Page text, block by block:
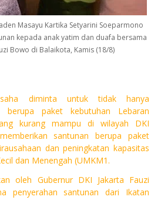
Masayu Kartika Setyarini Soeparmono
kepada anak yatim dan duafa bersama
Bowo di Balaikota, Kamis (18/8)
diminta untuk tidak hanya
berupa paket kebutuhan Lebaran
kurang mampu di wilayah DKI
santunan berupa paket
dan peningkatan kapasitas
dan Menengah (UMKM1.
oleh Gubernur DKI Jakarta Fauzi
penyerahan santunan dari Ikatan